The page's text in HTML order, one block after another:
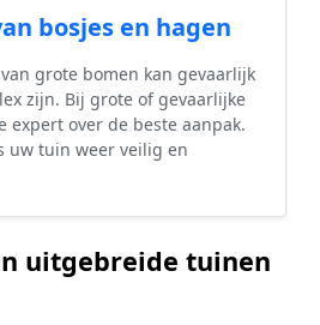
bosjes en hagen
grote bomen kan gevaarlijk
zijn. Bij grote of gevaarlijke
expert over de beste aanpak.
uw tuin weer veilig en
uitgebreide tuinen